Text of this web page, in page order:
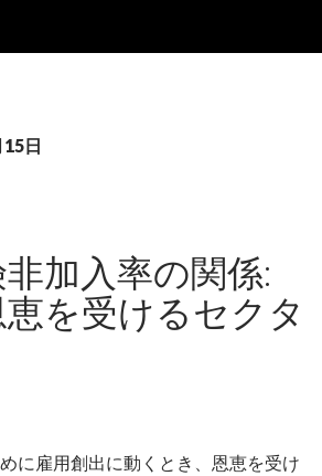
日
加入率の関係:
を受けるセクタ
に雇用創出に動くとき、恩恵を受け